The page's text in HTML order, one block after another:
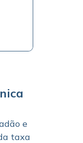
e
taxa